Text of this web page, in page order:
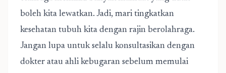
boleh kita lewatkan. Jadi, mari tingkatkan
kesehatan tubuh kita dengan rajin berolahraga.
Jangan lupa untuk selalu konsultasikan dengan
dokter atau ahli kebugaran sebelum memulai